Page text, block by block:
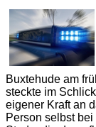
Buxtehude am
steckte im
eigener Kraft an
Person selbst